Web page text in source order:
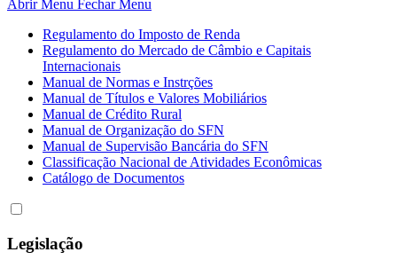
Abrir Menu Fechar Menu
Regulamento do Imposto de Renda
Regulamento do Mercado de Câmbio e Capitais
Internacionais
Manual de Normas e Instrções
Manual de Títulos e Valores Mobiliários
Manual de Crédito Rural
Manual de Organização do SFN
Manual de Supervisão Bancária do SFN
Classificação Nacional de Atividades Econômicas
Catálogo de Documentos
Legislação